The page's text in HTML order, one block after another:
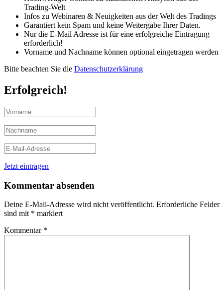
Trading-Welt
Infos zu Webinaren & Neuigkeiten aus der Welt des Tradings
Garantiert kein Spam und keine Weitergabe Ihrer Daten.
Nur die E-Mail Adresse ist für eine erfolgreiche Eintragung
erforderlich!
Vorname und Nachname können optional eingetragen werden
Bitte beachten Sie die Datenschutzerklärung
Erfolgreich!
Jetzt eintragen
Kommentar absenden
Deine E-Mail-Adresse wird nicht veröffentlicht. Erforderliche Felder
sind mit * markiert
Kommentar *